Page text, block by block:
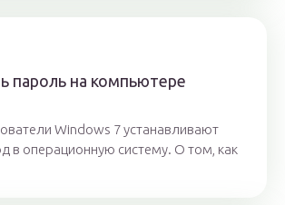
пароль на компьютере
Windows 7 устанавливают
в операционную систему. О том, как